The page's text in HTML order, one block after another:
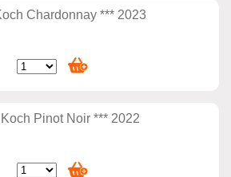
Chardonnay *** 2023
Pinot Noir *** 2022